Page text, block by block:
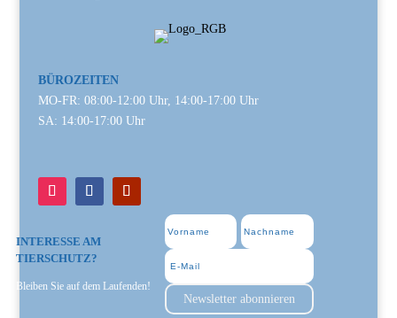
BÜROZEITEN
MO-FR: 08:00-12:00 Uhr, 14:00-17:00 Uhr
SA: 14:00-17:00 Uhr
INTERESSE AM
TIERSCHUTZ?
Bleiben Sie auf dem Laufenden!
Newsletter abonnieren